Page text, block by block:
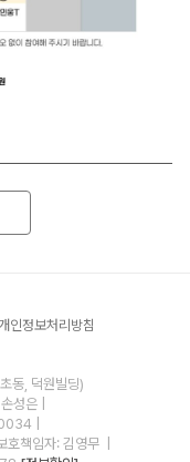
인정보처리방침
동, 덕원빌딩)
성은 |
호책임자: 김영무